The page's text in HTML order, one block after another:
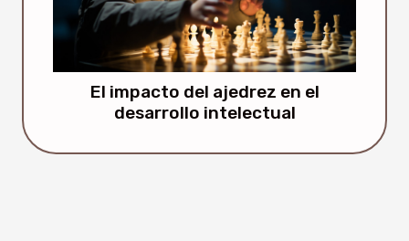
El impacto del ajedrez en el
desarrollo intelectual